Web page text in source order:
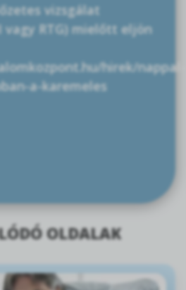
vizsgálat
RTG) mielőtt eljön
hirek/nappal-
a-karemeles
OLDALAK